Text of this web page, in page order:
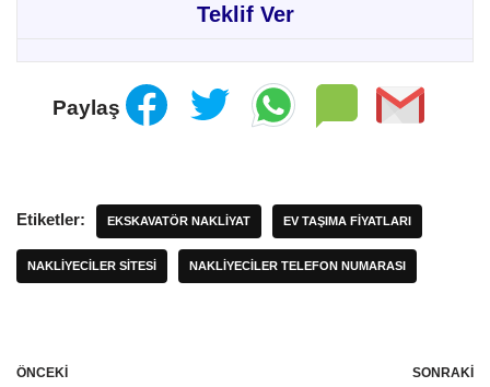
Teklif Ver
Paylaş
Etiketler: EKSKAVATÖR NAKLIYAT EV TAŞIMA FIYATLARI
NAKLİYECİLER SİTESİ NAKLIYECILER TELEFON NUMARASI
ÖNCEKI SONRAKI